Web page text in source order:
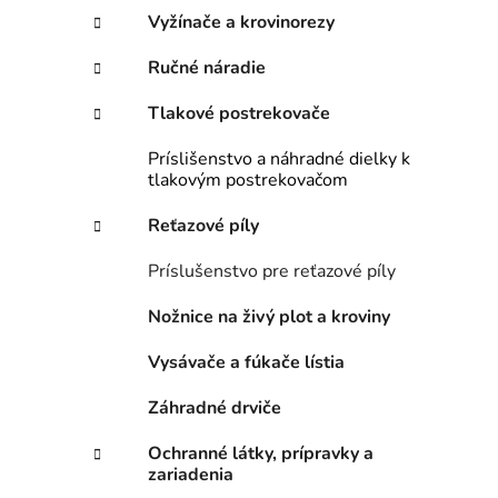
n
l
e
Vyžínače a krovinorezy
Ručné náradie
Tlakové postrekovače
Príslišenstvo a náhradné dielky k
tlakovým postrekovačom
Reťazové píly
Príslušenstvo pre reťazové píly
Nožnice na živý plot a kroviny
Vysávače a fúkače lístia
Záhradné drviče
Ochranné látky, prípravky a
zariadenia